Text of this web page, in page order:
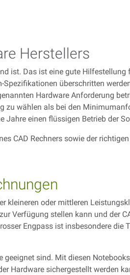
Herstellers
ist. Das ist eine gute Hilfestellung
überschritten
Hardware Anforderung
wählen als bei den
einen flüssigen Betrieb der
CAD Rechners sowie der
kleineren oder mittleren
Verfügung stellen kann und der
Engpass ist insbesondere die
sind. Mit diesen
Hardware sichergestellt werden